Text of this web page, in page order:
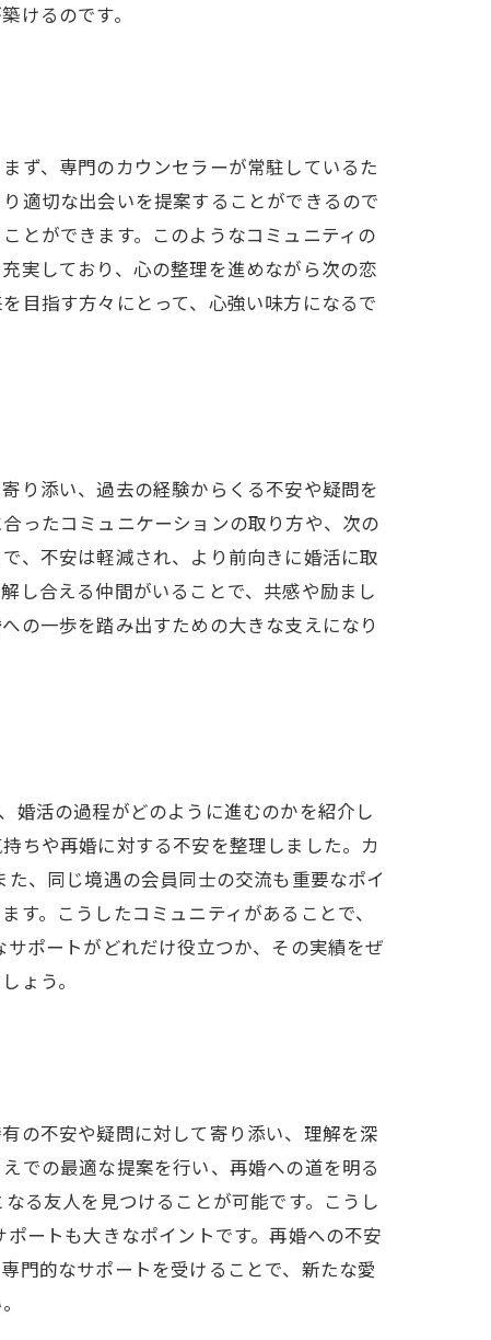
けるのです。
ず、専門のカウンセラーが常駐しているた
適切な出会いを提案することができるので
とができます。このようなコミュニティの
実しており、心の整理を進めながら次の恋
目指す方々にとって、心強い味方になるで
り添い、過去の経験からくる不安や疑問を
ったコミュニケーションの取り方や、次の
、不安は軽減され、より前向きに婚活に取
し合える仲間がいることで、共感や励まし
の一歩を踏み出すための大きな支えになり
婚活の過程がどのように進むのかを紹介し
ちや再婚に対する不安を整理しました。カ
、同じ境遇の会員同士の交流も重要なポイ
。こうしたコミュニティがあることで、
ポートがどれだけ役立つか、その実績をぜ
ょう。
の不安や疑問に対して寄り添い、理解を深
での最適な提案を行い、再婚への道を明る
る友人を見つけることが可能です。こうし
ートも大きなポイントです。再婚への不安
門的なサポートを受けることで、新たな愛